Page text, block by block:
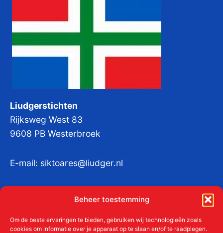
Beheer toestemming
Om de beste ervaringen te bieden, gebruiken wij technologieën zoals
cookies om informatie over je apparaat op te slaan en/of te raadplegen.
Liudgerstichten
Rijksweg West 83
9608 PB Westerbroek
E-mail: siktoares@liudger.nl
KvKnr:41011712